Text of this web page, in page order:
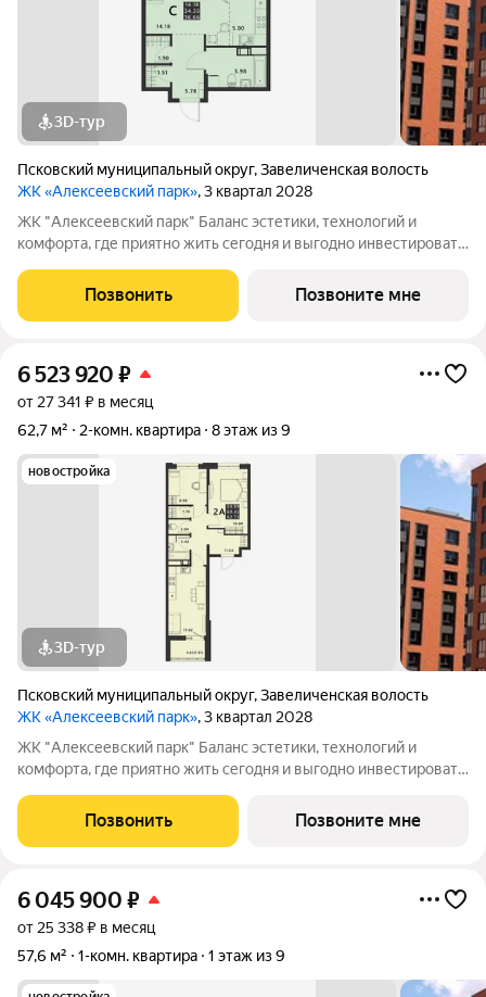
3D-тур
Псковский муниципальный округ,Завеличенская волость
ЖК «Алексеевский парк», 3 квартал 2028
ЖК "Алексеевский парк" Баланс эстетики, технологий и
комфорта, где приятно жить сегодня и выгодно инвестировать
современный проект комфорт класса в развивающемся
районе дальнего Завеличья. Дом выполнен в
Позвонить Позвоните мне
6 523 920 ₽
от 27 341 ₽ в месяц
62,7 м²
2-комн. квартира 8 этаж из 9
новостройка
3D-тур
Псковский муниципальный округ,Завеличенская волость
ЖК «Алексеевский парк», 3 квартал 2028
ЖК "Алексеевский парк" Баланс эстетики, технологий и
комфорта, где приятно жить сегодня и выгодно инвестировать
современный проект комфорт класса в развивающемся
районе дальнего Завеличья. Дом выполнен в
Позвонить Позвоните мне
6 045 900 ₽
от 25 338 ₽ в месяц
57,6 м²
1-комн. квартира 1 этаж из 9